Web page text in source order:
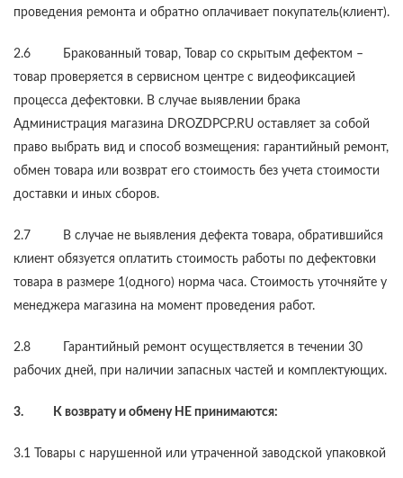
проведения ремонта и обратно оплачивает покупатель(клиент).
2.6 Бракованный товар, Товар со скрытым дефектом –
товар проверяется в сервисном центре с видеофиксацией
процесса дефектовки. В случае выявлении брака
Администрация магазина DROZDPCP.RU оставляет за собой
право выбрать вид и способ возмещения: гарантийный ремонт,
обмен товара или возврат его стоимость без учета стоимости
доставки и иных сборов.
2.7 В случае не выявления дефекта товара, обратившийся
клиент обязуется оплатить стоимость работы по дефектовки
товара в размере 1(одного) норма часа. Стоимость уточняйте у
менеджера магазина на момент проведения работ.
2.8 Гарантийный ремонт осуществляется в течении 30
рабочих дней, при наличии запасных частей и комплектующих.
3. К возврату и обмену НЕ принимаются:
3.1 Товары с нарушенной или утраченной заводской упаковкой